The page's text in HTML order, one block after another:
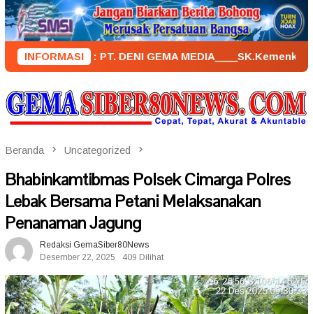
Loncat
ke
konten
INFORMASI
: PT. DENI GEMA MEDIA____SK.KemenkumHam :
Beranda Uncategorized
Bhabinkamtibmas Polsek Cimarga Polres
Lebak Bersama Petani Melaksanakan
Penanaman Jagung
Redaksi GemaSiber80News
Desember 22, 2025
409 Dilihat